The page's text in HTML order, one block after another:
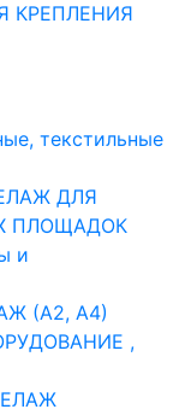
КРЕПЛЕНИЯ
текстильные
ДЛЯ
ПЛОЩАДОК
и
(А2, А4)
,